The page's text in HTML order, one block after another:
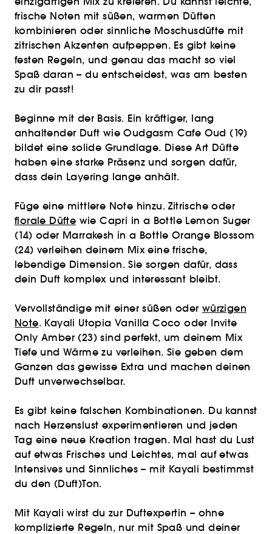
frische Noten mit süßen, warmen Düften
kombinieren oder sinnliche Moschusdüfte mit
zitrischen Akzenten aufpeppen. Es gibt keine
festen Regeln, und genau das macht so viel
Spaß daran – du entscheidest, was am besten
zu dir passt!
Beginne mit der Basis. Ein kräftiger, lang
anhaltender Duft wie Oudgasm Cafe Oud (19)
bildet eine solide Grundlage. Diese Art Düfte
haben eine starke Präsenz und sorgen dafür,
dass dein Layering lange anhält.
Füge eine mittlere Note hinzu. Zitrische oder
florale Düfte wie Capri in a Bottle Lemon Suger
(14) oder Marrakesh in a Bottle Orange Blossom
(24) verleihen deinem Mix eine frische,
lebendige Dimension. Sie sorgen dafür, dass
dein Duft komplex und interessant bleibt.
Vervollständige mit einer süßen oder würzigen
Note. Kayali Utopia Vanilla Coco oder Invite
Only Amber (23) sind perfekt, um deinem Mix
Tiefe und Wärme zu verleihen. Sie geben dem
Ganzen das gewisse Extra und machen deinen
Duft unverwechselbar.
Es gibt keine falschen Kombinationen. Du kannst
nach Herzenslust experimentieren und jeden
Tag eine neue Kreation tragen. Mal hast du Lust
auf etwas Frisches und Leichtes, mal auf etwas
Intensives und Sinnliches – mit Kayali bestimmst
du den (Duft)Ton.
Mit Kayali wirst du zur Duftexpertin – ohne
komplizierte Regeln, nur mit Spaß und deiner